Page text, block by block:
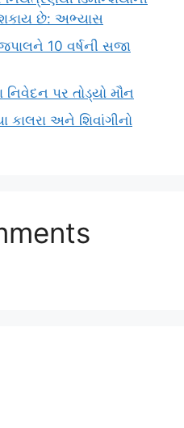
છે: અભ્યાસ
10 વર્ષની સજા
પર તોડ્યો મૌન
કાલરા અને શિવાંગીનો